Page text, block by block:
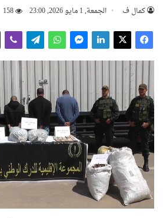
كمال ف الجمعة, 1 مايو 2026, 23:00 158